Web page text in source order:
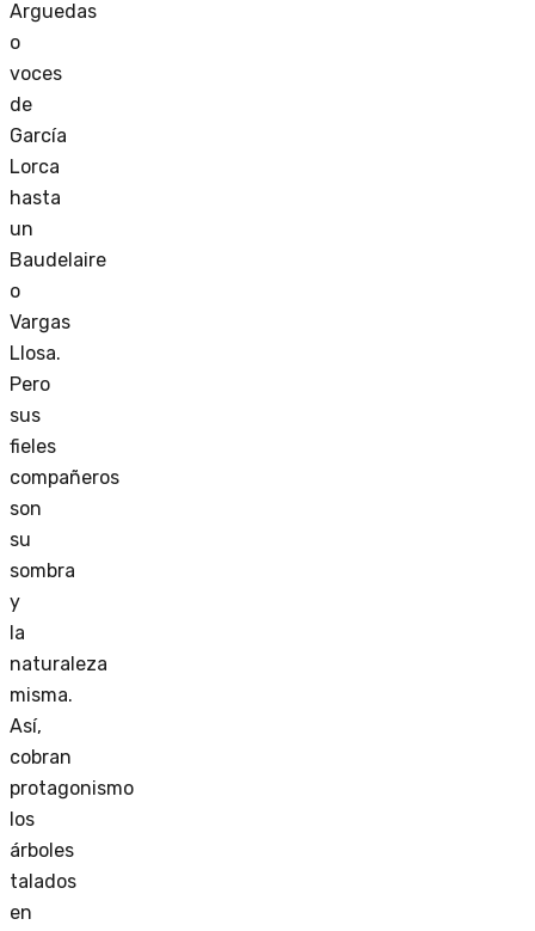
Arguedas
o
voces
de
García
Lorca
hasta
un
Baudelaire
o
Vargas
Llosa.
Pero
sus
fieles
compañeros
son
su
sombra
y
la
naturaleza
misma.
Así,
cobran
protagonismo
los
árboles
talados
en